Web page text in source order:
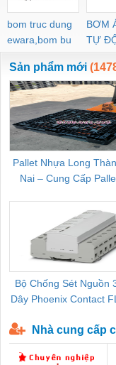
bom truc dung
ewara,bom bu
ewara
BƠM
TỰ
Sản phẩm mới
Pallet Nhựa Long
Nai – Cung Cấp
Bộ Chống Sét Nguồn
Dây Phoenix Contact
Nhà cung cấp